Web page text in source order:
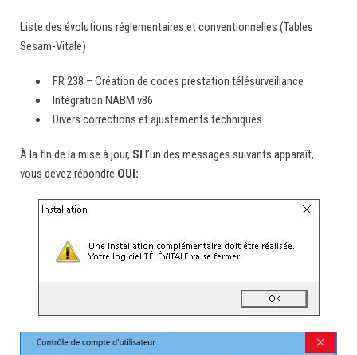
Liste des évolutions réglementaires et conventionnelles (Tables
Sesam-Vitale)
FR 238 – Création de codes prestation télésurveillance
Intégration NABM v86
Divers corrections et ajustements techniques
À la fin de la mise à jour, SI l’un des messages suivants apparaît,
vous devez répondre OUI: